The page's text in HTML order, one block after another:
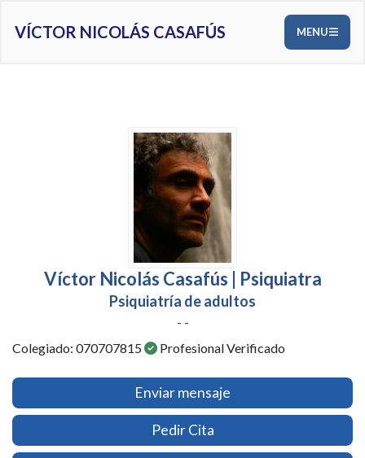
VÍCTOR NICOLÁS CASAFÚS MENU
Víctor Nicolás Casafús | Psiquiatra
Psiquiatría de adultos
- -
Colegiado: 070707815 Profesional Verificado
Enviar mensaje
Pedir Cita